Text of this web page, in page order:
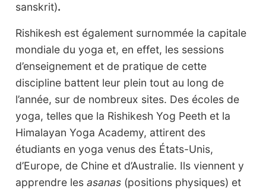
sanskrit).
Rishikesh est également surnommée la capitale
mondiale du yoga et, en effet, les sessions
d’enseignement et de pratique de cette
discipline battent leur plein tout au long de
l’année, sur de nombreux sites. Des écoles de
yoga, telles que la Rishikesh Yog Peeth et la
Himalayan Yoga Academy, attirent des
étudiants en yoga venus des États-Unis,
d’Europe, de Chine et d’Australie. Ils viennent y
apprendre lesasanas (positions physiques) et